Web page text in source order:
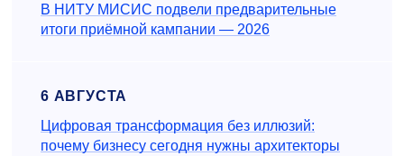
В НИТУ МИСИС подвели предварительные
итоги приёмной кампании — 2026
6 АВГУСТА
Цифровая трансформация без иллюзий:
почему бизнесу сегодня нужны архитекторы